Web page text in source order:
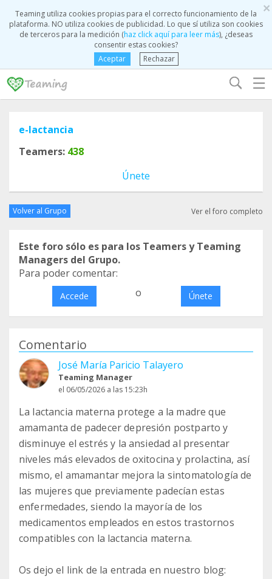
×
Teaming utiliza cookies propias para el correcto funcionamiento de la
plataforma. NO utiliza cookies de publicidad. Lo que sí utiliza son cookies
de terceros para la medición (haz click aquí para leer más), ¿deseas
consentir estas cookies?
Aceptar
Rechazar
☰
e-lactancia
Teamers: 438
Únete
Volver al Grupo Ver el foro completo
Este foro sólo es para los Teamers y Teaming
Managers del Grupo.
Para poder comentar:
Accede o Únete
Comentario
José María Paricio Talayero
Teaming Manager
el 06/05/2026 a las 15:23h
La lactancia materna protege a la madre que
amamanta de padecer depresión postparto y
disminuye el estrés y la ansiedad al presentar
niveles más elevados de oxitocina y prolactina, así
mismo, el amamantar mejora la sintomatología de
las mujeres que previamente padecían estas
enfermedades, siendo la mayoría de los
medicamentos empleados en estos trastornos
compatibles con la lactancia materna.
Os dejo el link de la entrada en nuestro blog: